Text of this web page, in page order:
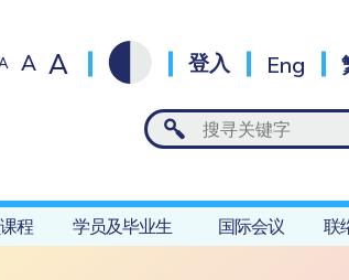
A A 登入 Eng
程 学员及毕业生 国际会议 联